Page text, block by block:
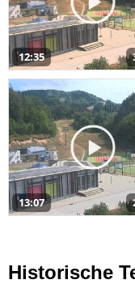
12:35
13:07
Historische